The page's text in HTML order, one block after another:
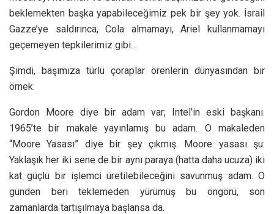
beklemekten başka yapabileceğimiz pek bir şey yok. İsrail
Gazze’ye saldırınca, Cola almamayı, Ariel kullanmamayı
geçemeyen tepkilerimiz gibi…
Şimdi, başımıza türlü çoraplar örenlerin dünyasından bir
örnek:
Gordon Moore diye bir adam var; Intel’in eski başkanı.
1965’te bir makale yayınlamış bu adam. O makaleden
“Moore Yasası” diye bir şey çıkmış. Moore yasası şu:
Yaklaşık her iki sene de bir aynı paraya (hatta daha ucuza) iki
kat güçlü bir işlemci üretilebileceğini savunmuş adam. O
günden beri teklemeden yürümüş bu öngörü, son
zamanlarda tartışılmaya başlansa da.